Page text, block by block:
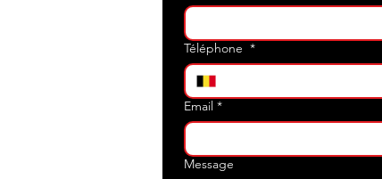
Téléphone *
Email *
Message